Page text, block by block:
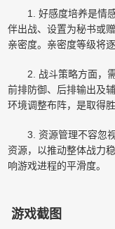
1. 好感度培养是情
伴出战、设置为秘书或
亲密度。亲密度等级将
2. 战斗策略方面，
前排防御、后排输出及
环境调整布阵，是取得胜
3. 资源管理不容忽
资源，以推动整体战力
响游戏进程的平滑度。
游戏截图